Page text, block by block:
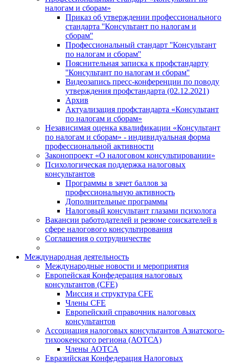
налогам и сборам»
Приказ об утверждении профессионального
стандарта ''Консультант по налогам и
сборам''
Профессиональный стандарт ''Консультант
по налогам и сборам''
Пояснительная записка к профстандарту
''Консультант по налогам и сборам''
Видеозапись пресс-конференции по поводу
утверждения профстандарта (02.12.2021)
Архив
Актуализация профстандарта «Консультант
по налогам и сборам»
Независимая оценка квалификации «Консультант
по налогам и сборам» - индивидуальная форма
профессиональной активности
Законопроект «О налоговом консультировании»
Психологическая поддержка налоговых
консультантов
Программы в зачет баллов за
профессиональную активность
Дополнительные программы
Налоговый консультант глазами психолога
Вакансии работодателей и резюме соискателей в
сфере налогового консультирования
Соглашения о сотрудничестве
Международная деятельность
Международные новости и мероприятия
Европейская Конфедерация налоговых
консультантов (CFE)
Миссия и структура CFE
Члены CFE
Европейский справочник налоговых
консультантов
Ассоциация налоговых консультантов Азиатского-
тихоокенского региона (АОТСА)
Члены АОТСА
Евразийская Конфедерация Налоговых